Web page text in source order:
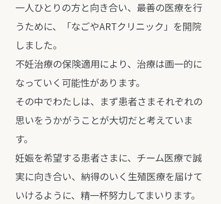
一人ひとりの方と向き合い、最善の医療を行
うために、
「なごやARTクリニック」を開院
しました。
不妊治療の保険適用により、治療は画一的に
なっていく可能性があります。
その中でわたしは、まず患者さまそれぞれの
思いをうかがうことが大切だと考えていま
す。
妊娠を希望する患者さまに、チーム医療で誠
実に向き合い、納得のいく生殖医療を届けて
いけるように、精一杯努力してまいります。